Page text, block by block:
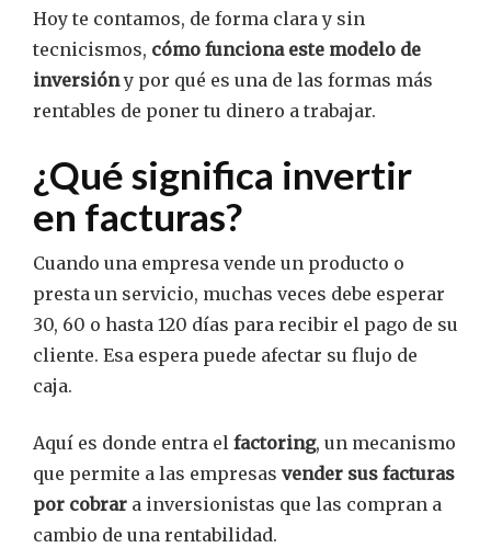
Hoy te contamos, de forma clara y sin
tecnicismos, cómo funciona este modelo de
inversióny por qué es una de las formas más
rentables de poner tu dinero a trabajar.
¿Qué significa invertir
en facturas?
Cuando una empresa vende un producto o
presta un servicio, muchas veces debe esperar
30, 60 o hasta 120 días para recibir el pago de su
cliente. Esa espera puede afectar su flujo de
caja.
Aquí es donde entra el factoring, un mecanismo
que permite a las empresas vender sus facturas
por cobrar a inversionistas que las compran a
cambio de una rentabilidad.